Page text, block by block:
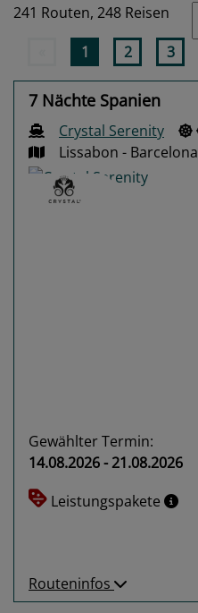
241 Routen, 248 Reisen
1 2 3
7 Nächte Spanien
Crystal Serenity
Lissabon - Barcelona
Gewählter Termin:
14.08.2026 - 21.08.2026
Leistungspakete
Routeninfos